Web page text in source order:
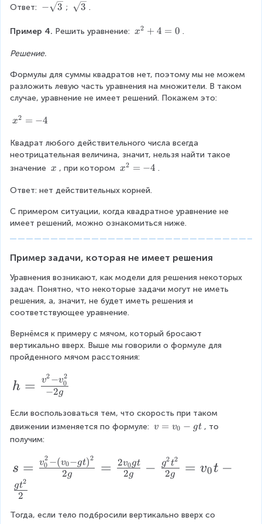
w
le
ft
[
b
e
g
n
g
a
t
e
e
d
}
=
2
\
\
x
-
2
\
\
e
d
{
g
h
e
d
h
h
r
e
d
}
\
ri
h
\
R
i
h
a
r
w
le
ft
[
\
b
e
g
i
{
a
h
e
e
d
}
=
}
^
2
s
r
{
}
)
^
2
}
=
0
r
{
}
(
x
+
s
q
r
t
{
3
}
)
=
\
e
i
{
g
a
h
e
d
}
x
_
{
=
s
q
r
t
3
}
\
x
{
2
}
=
\
q
t
Ответ: -
s
r
{
3
}
− 3 ; \
q
3
}
3 .
Пример 4. Решить уравнение: x
}
+
4
x2 + 4 = 0 .
Решение.
Формулы для суммы квадратов нет, поэтому мы не можем
разложить левую часть уравнения на множители. В таком
случае, уравнение не имеет решений. Покажем это:
x
{
2
}
-
x2 = −4
Квадрат любого действительного числа всегда
неотрицательная величина, значит, нельзя найти такое
значение \
x
x , при котором x
{
}
=
-
x2 = −4 .
Ответ: нет действительных корней.
С примером ситуации, когда квадратное уравнение не
имеет решений, можно ознакомиться ниже.
Пример задачи, которая не имеет решения
Уравнения возникают, как модели для решения некоторых
задач. Понятно, что некоторые задачи могут не иметь
решения, а, значит, не будет иметь решения и
соответствующее уравнение.
Вернёмся к примеру с мячом, который бросают
вертикально вверх. Выше мы говорили о формуле для
пройденного мячом расстояния:
h
\f
r
a
c
{
v
^
h = −2g
v2 −v0
2
Если воспользоваться тем, что скорость при таком
движении изменяется по формуле: v
{
g
v = v0 − gt , то
получим:
s
=
\f
r
s = 2g
v0
2 −(v0−gt)2
= 2g
2v0gt − 2g
g2t2 = v0t −
2
gt2
Тогда, если тело подбросили вертикально вверх со